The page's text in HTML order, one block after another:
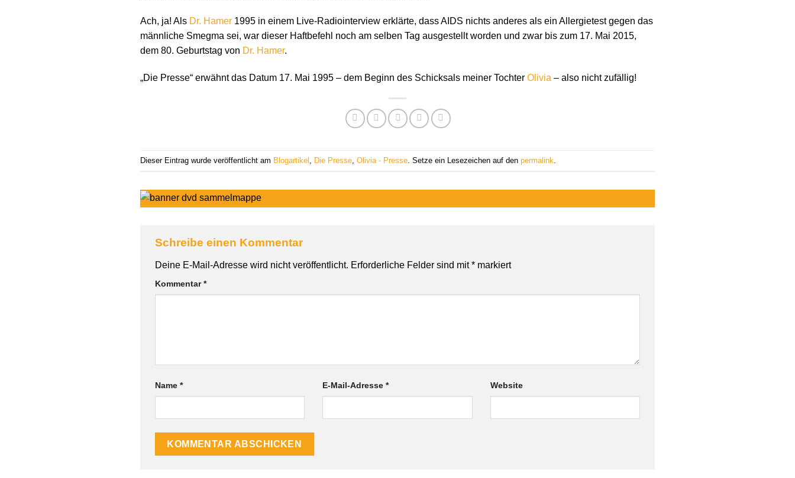
Ach, ja! Als Dr. Hamer 1995 in einem Live-Radiointerview erklärte, dass AIDS nichts anderes als ein Allergietest gegen das
männliche Smegma sei, war dieser Haftbefehl noch am selben Tag ausgestellt worden und zwar bis zum 17. Mai 2015,
dem 80. Geburtstag von Dr. Hamer.
„Die Presse“ erwähnt das Datum 17. Mai 1995 – dem Beginn des Schicksals meiner Tochter Olivia – also nicht zufällig!
Dieser Eintrag wurde veröffentlicht am Blogartikel Die Presse Olivia - Presse . Setze ein Lesezeichen auf den permalink
Schreibe einen Kommentar
Deine E-Mail-Adresse wird nicht veröffentlicht. Erforderliche Felder sind mit* markiert
Kommentar*
Name * E-Mail-Adresse* Website